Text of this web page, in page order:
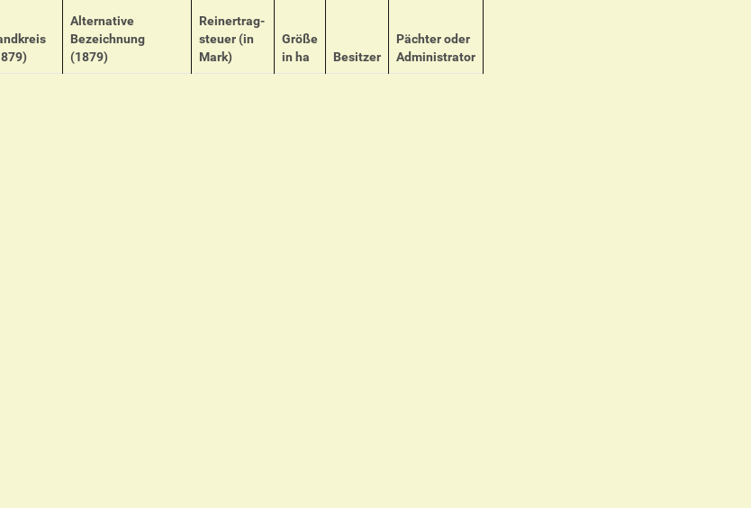
Alternative
Bezeichnung
(1879)
Reinertrag-
steuer (in
Mark)
Größe
in ha
Besitzer
Pächter oder
Administrator